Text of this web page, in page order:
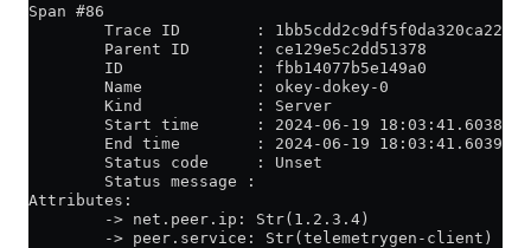
Span #86
Trace ID        :
        Parent ID       : ce129e5c2dd51378
        ID              : fbb14077b5e149a0
        Name            : okey-dokey-0
        Kind            : Server
Start time      : 2024-06-19 18:03:41.603868
End time        : 2024-06-19 18:03:41.603991
        Status code     : Unset
        Status message :
Attributes:
        -> net.peer.ip: Str(1.2.3.4)
        -> peer.service: Str(telemetrygen-client)